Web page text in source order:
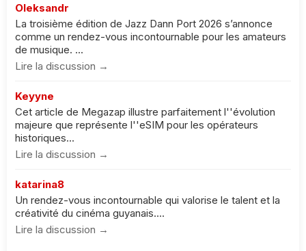
Oleksandr
La troisième édition de Jazz Dann Port 2026 s’annonce
comme un rendez-vous incontournable pour les amateurs
de musique. ...
Lire la discussion →
Keyyne
Cet article de Megazap illustre parfaitement l''évolution
majeure que représente l''eSIM pour les opérateurs
historiques...
Lire la discussion →
katarina8
Un rendez-vous incontournable qui valorise le talent et la
créativité du cinéma guyanais....
Lire la discussion →